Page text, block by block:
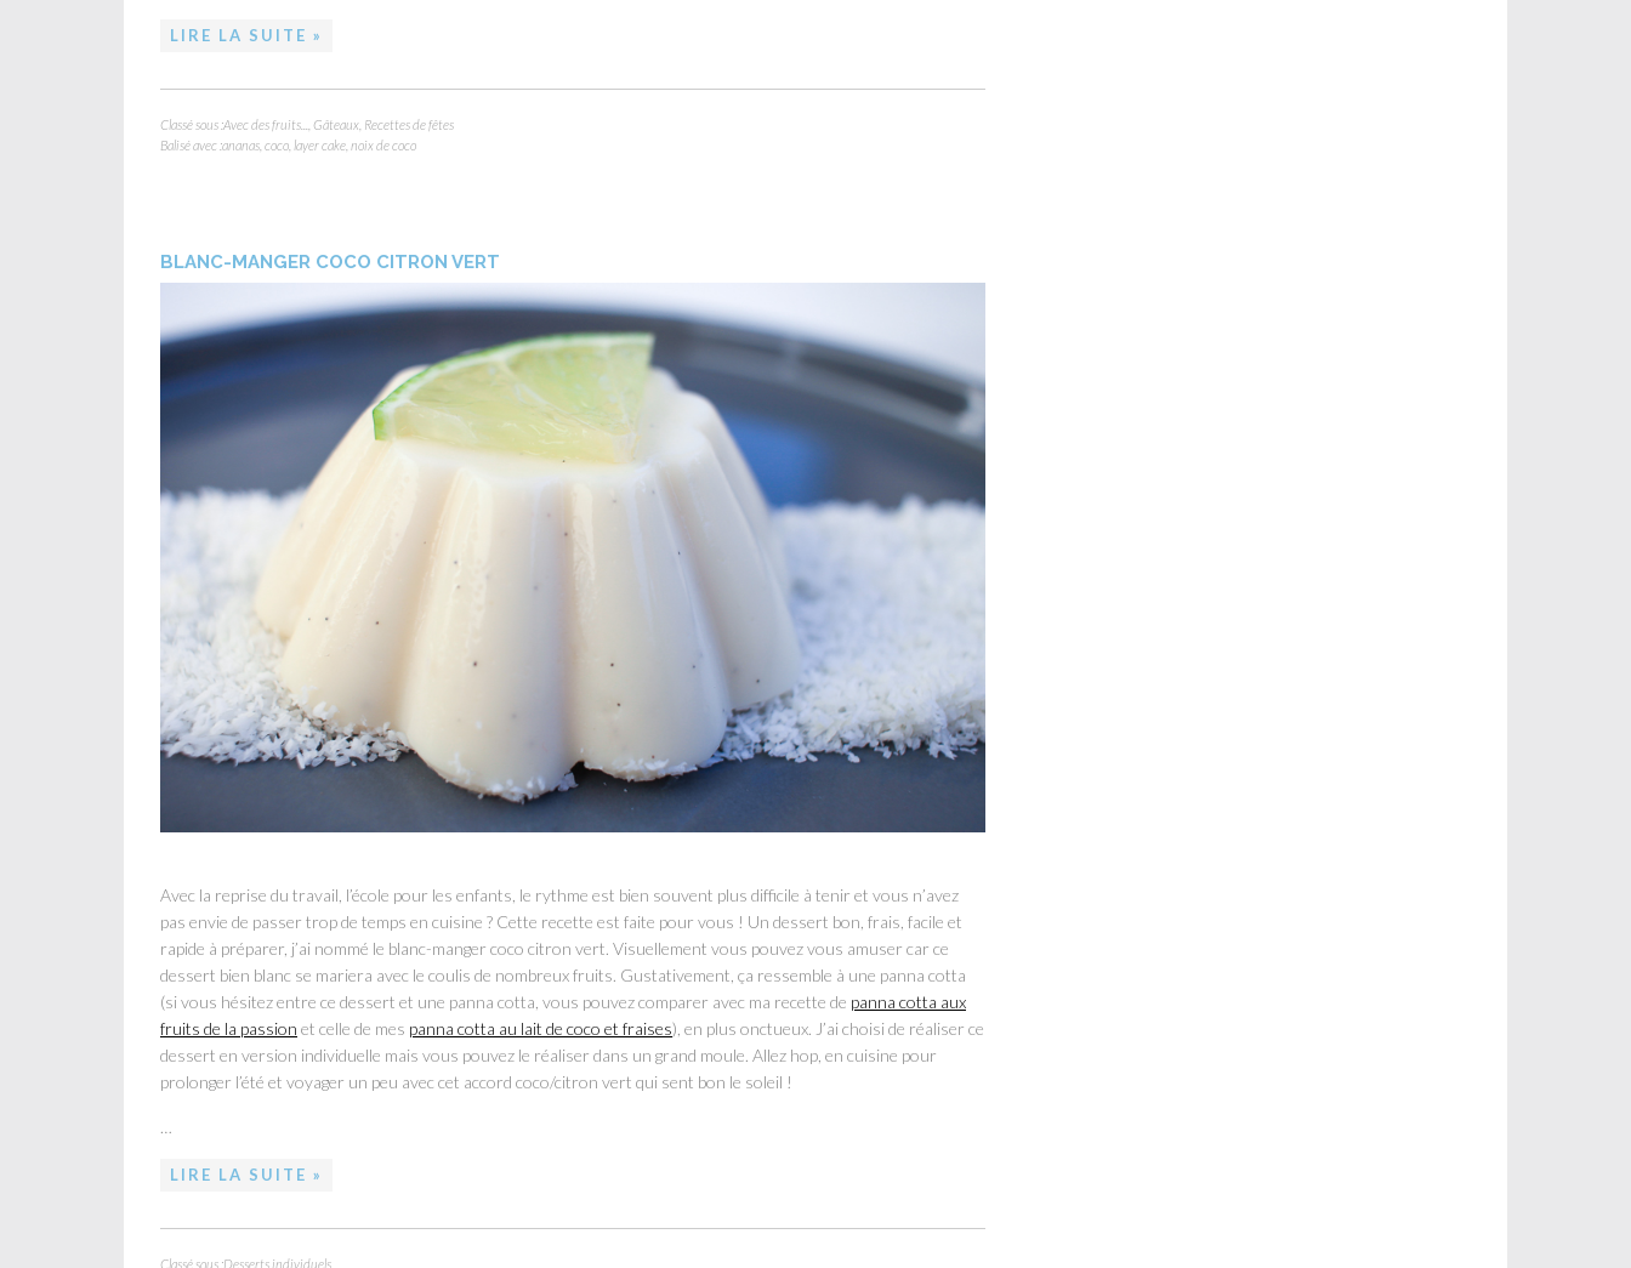
LIRE LA SUITE »
Classé sous :Avec des fruits... Gâteaux Recettes de fêtes
Balisé avec :ananas coco layer cake noix de coco
BLANC-MANGER COCO CITRON VERT
Avec la reprise du travail, l’école pour les enfants, le rythme est bien souvent plus difficile à tenir et vous n’avez
pas envie de passer trop de temps en cuisine ? Cette recette est faite pour vous ! Un dessert bon, frais, facile et
rapide à préparer, j’ai nommé le blanc-manger coco citron vert. Visuellement vous pouvez vous amuser car ce
dessert bien blanc se mariera avec le coulis de nombreux fruits. Gustativement, ça ressemble à une panna cotta
(si vous hésitez entre ce dessert et une panna cotta, vous pouvez comparer avec ma recette de panna cotta aux
fruits de la passion et celle de mes panna cotta au lait de coco et fraises), en plus onctueux. J’ai choisi de réaliser ce
dessert en version individuelle mais vous pouvez le réaliser dans un grand moule. Allez hop, en cuisine pour
prolonger l’été et voyager un peu avec cet accord coco/citron vert qui sent bon le soleil !
…
LIRE LA SUITE »
Classé sous :Desserts individuels